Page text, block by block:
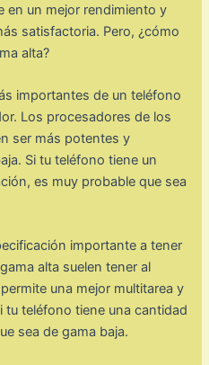
en un mejor rendimiento y
satisfactoria. Pero, ¿cómo
alta?
importantes de un teléfono
Los procesadores de los
ser más potentes y
Si tu teléfono tiene un
es muy probable que sea
importante a tener
alta suelen tener al
una mejor multitarea y
tu teléfono tiene una cantidad
sea de gama baja.